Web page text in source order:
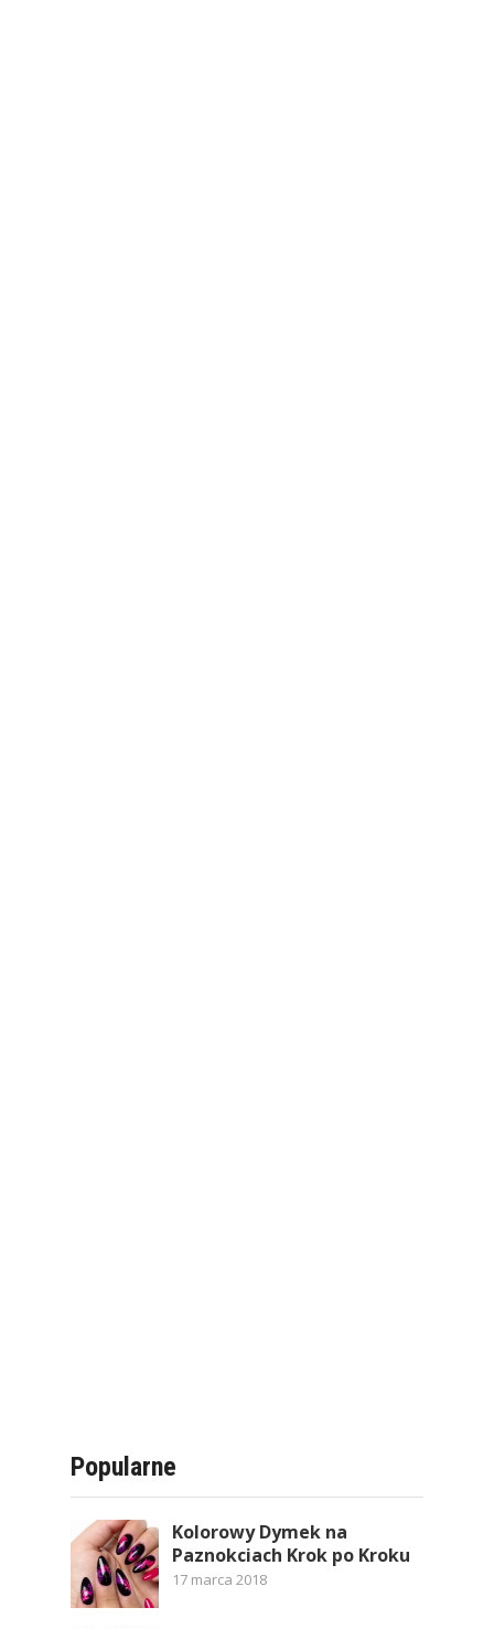
Popularne
Kolorowy Dymek na
Paznokciach Krok po Kroku
17 marca 2018